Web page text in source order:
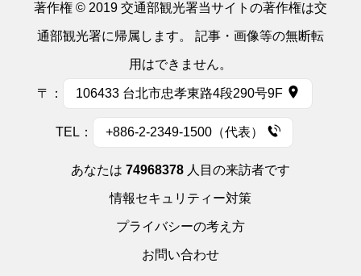
著作権 © 2019 交通部観光署当サイトの著作権は交
通部観光署に帰属します。 記事・画像等の無断転
用はできません。
〒： 106433 台北市忠孝東路4段290号9F
TEL： +886-2-2349-1500（代表）
あなたは 74968378 人目の来訪者です
情報セキュリティー対策
プライバシーの考え方
お問い合わせ